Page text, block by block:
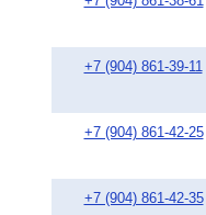
+7 (904) 861-39-11
+7 (904) 861-42-25
+7 (904) 861-42-35